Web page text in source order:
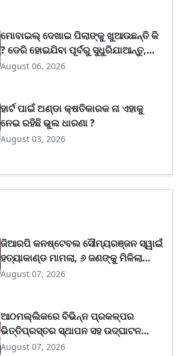
ମୋବାଇଲ୍ ଦେଖାଇ ପିଲାଙ୍କୁ ଖୁଆଉଛନ୍ତି କି
? ଡେରି ହୋଇଯିବା ପୂର୍ବରୁ ସୁଧୁରିଯାଆନ୍ତୁ,
ଡାକ୍ତରମାନେ ଦେଲେ ଭୟଙ୍କର ଚେତାବନୀ
August 06, 2026
ହାର୍ଟ ପାଇଁ ଅଣ୍ଡା କ୍ଷତିକାରକ ନା ଏହାକୁ
ନେଇ ରହିଛି ଭୁଲ ଧାରଣା ?
August 03, 2026
ଜିଆରପି କନଷ୍ଟେବଲ ସୌମ୍ୟରଞ୍ଜନ ସ୍ୱାଇଁ
ହତ୍ୟାକାଣ୍ଡ ମାମଲା, ୬ ଜଣଙ୍କୁ ମିଳିଲା
ଜାମିନ୍
August 07, 2026
ଆଠମଲ୍ଲିକରେ ବିଭିନ୍ନ ପ୍ରକଳ୍ପର
ଭିତ୍ତିପ୍ରସ୍ତର ସ୍ଥାପନ ସହ ଉଦ୍‌ଘାଟନ
କଲେ ଧର୍ମେନ୍ଦ୍ର ପ୍ରଧାନ, ଆର୍ଥିକ ଓ
August 07, 2026